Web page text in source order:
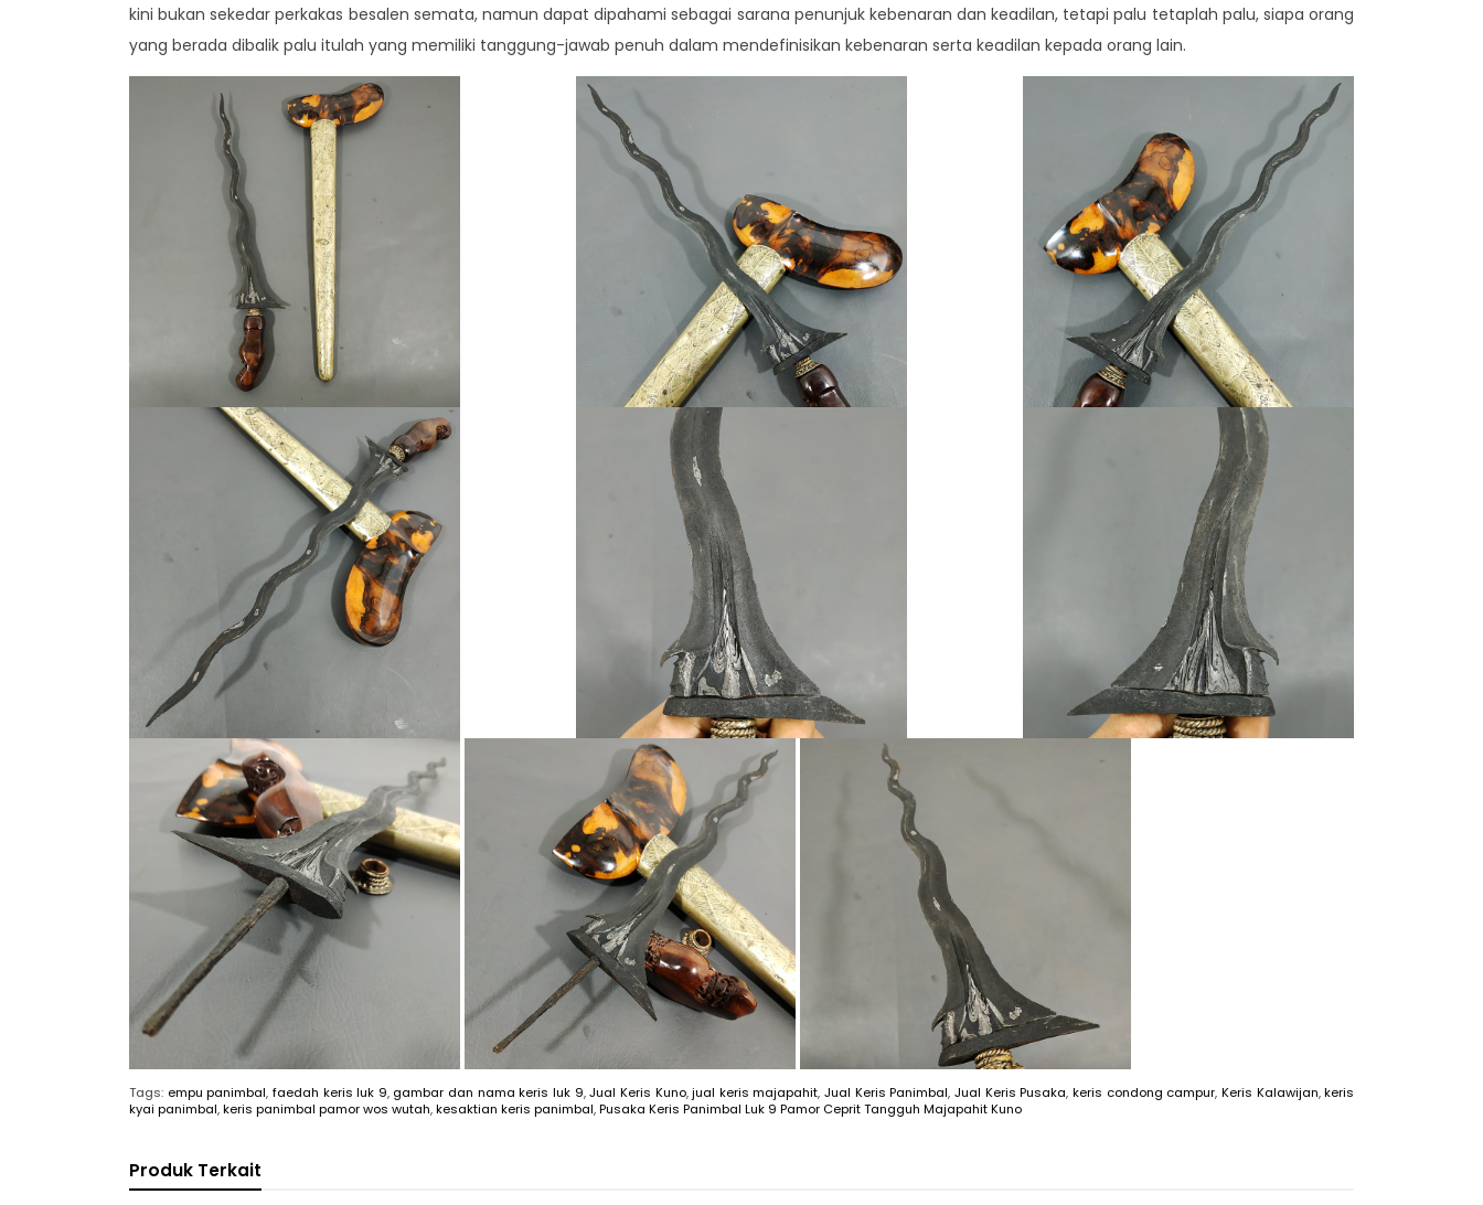
kini bukan sekedar perkakas besalen semata, namun dapat dipahami sebagai sarana penunjuk kebenaran dan keadilan, tetapi palu tetaplah palu, siapa orang
yang berada dibalik palu itulah yang memiliki tanggung-jawab penuh dalam mendefinisikan kebenaran serta keadilan kepada orang lain.
Tags: empu panimbal, faedah keris luk 9, gambar dan nama keris luk 9,Jual Keris Kuno,jual keris majapahit,Jual Keris Panimbal,Jual Keris Pusaka, keris condong campur, Keris Kalawijan,keris
kyai panimbal,keris panimbal pamor wos wutah,kesaktian keris panimbal,Pusaka Keris Panimbal Luk 9 Pamor Ceprit Tangguh Majapahit Kuno
Produk Terkait